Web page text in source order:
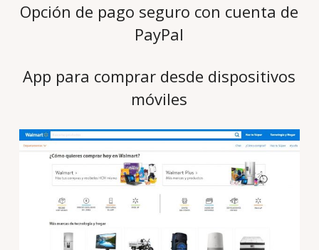
Opción de pago seguro con cuenta de
PayPal
App para comprar desde dispositivos
móviles